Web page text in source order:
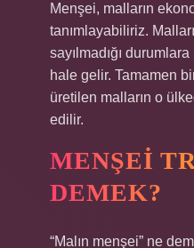
Menşei, malların
tanımlayabiliriz.
sayılmadığı
hale gelir. Tamamen
üretilen malların o
edilir.
MENŞEI
DEMEK?
“Malın menşei” ne